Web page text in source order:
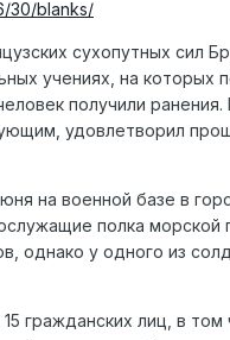
30/blanks/
сухопутных сил
учениях, на
получили
удовлетворил
на военной базе в
полка морской
однако у одного из
гражданских лиц, в